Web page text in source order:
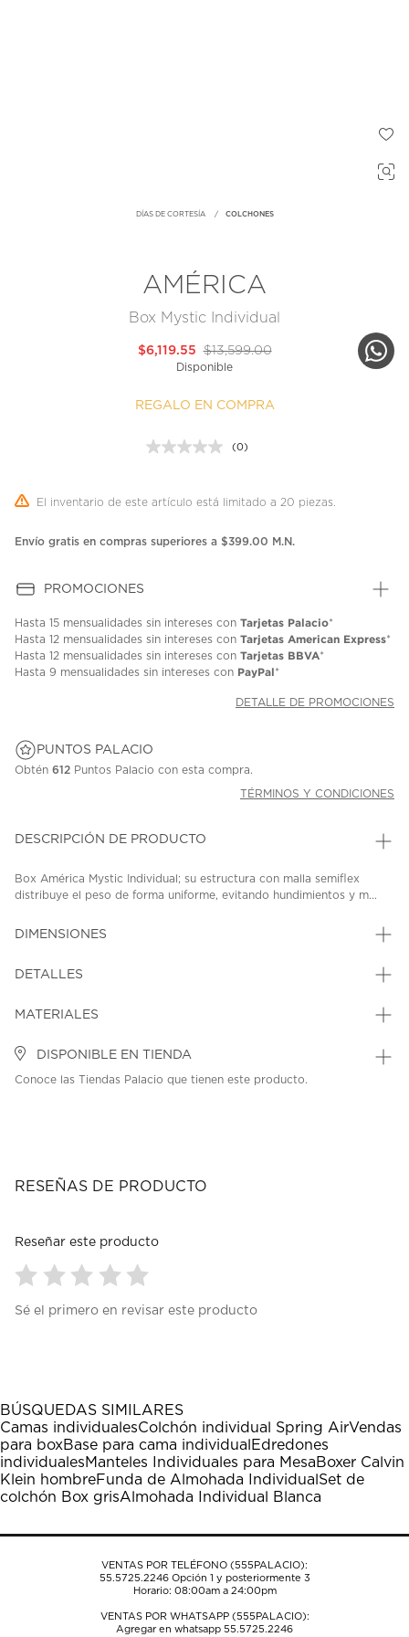
DÍAS DE CORTESÍA COLCHONES
AMÉRICA
Box Mystic Individual
$13,599.00
$6,119.55
Disponible
REGALO EN COMPRA
Sin
en
página.
(0)
El inventario de este artículo está limitado a 20 piezas.
Envío gratis en compras superiores a $399.00 M.N.
PROMOCIONES
Hasta 15 mensualidades sin intereses con Tarjetas Palacio*
Hasta 12 mensualidades sin intereses con Tarjetas American Express*
Hasta 12 mensualidades sin intereses con Tarjetas BBVA*
Hasta 9 mensualidades sin intereses con PayPal*
DETALLE DE PROMOCIONES
PUNTOS PALACIO
Obtén 612 Puntos Palacio con esta compra.
TÉRMINOS Y CONDICIONES
DESCRIPCIÓN DE PRODUCTO
Box América Mystic Individual; su estructura con malla semiflex
distribuye el peso de forma uniforme, evitando hundimientos y m...
DIMENSIONES
DETALLES
MATERIALES
DISPONIBLE EN TIENDA
Conoce las Tiendas Palacio que tienen este producto.
RESEÑAS DE PRODUCTO
Reseñar este producto
para
1
estrella
Esta
acción
abrirá
el
formulario
envío.
para
estrellas.
Esta
acción
abrirá
el
formulario
envío.
para
estrellas.
Esta
acción
abrirá
el
formulario
envío.
para
estrellas.
Esta
acción
abrirá
el
formulario
envío.
para
estrellas.
Esta
acción
abrirá
el
formulario
envío.
Sé el primero en revisar este producto
BÚSQUEDAS SIMILARES
Camas individualesColchón individual Spring AirVendas
para boxBase para cama individual Edredones
individualesManteles Individuales para MesaBoxer Calvin
Klein hombreFunda de Almohada Individual Set de
colchón Box grisAlmohada Individual Blanca
VENTAS POR TELÉFONO (555PALACIO):
55.5725.2246Opción 1 y posteriormente 3
Horario: 08:00am a 24:00pm
VENTAS POR WHATSAPP (555PALACIO):
Agregar en whatsapp 55.5725.2246